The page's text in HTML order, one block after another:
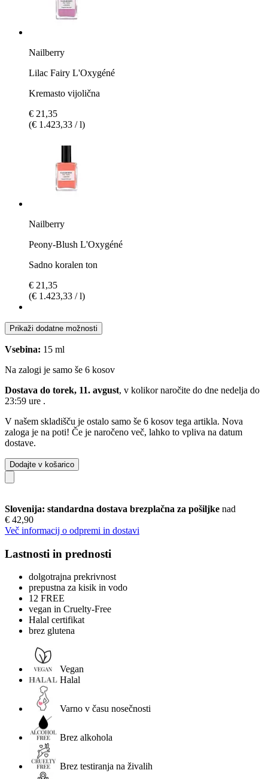
Nailberry
Lilac Fairy L'Oxygéné
Kremasto vijolična
€ 21,35
(€ 1.423,33 / l)
Nailberry
Peony-Blush L'Oxygéné
Sadno koralen ton
€ 21,35
(€ 1.423,33 / l)
Prikaži dodatne možnosti
Vsebina: 15 ml
Na zalogi je samo še 6 kosov
Dostava do torek, 11. avgust, v kolikor naročite do dne nedelja do
23:59 ure .
V našem skladišču je ostalo samo še 6 kosov tega artikla. Nova
zaloga je na poti! Če je naročeno več, lahko to vpliva na datum
dostave.
Dodajte v košarico
Slovenija: standardna dostava brezplačna za pošiljke nad
€ 42,90
Več informacij o odpremi in dostavi
Lastnosti in prednosti
dolgotrajna prekrivnost
prepustna za kisik in vodo
12 FREE
vegan in Cruelty-Free
Halal certifikat
brez glutena
Vegan
Halal
Varno v času nosečnosti
Brez alkohola
Brez testiranja na živalih